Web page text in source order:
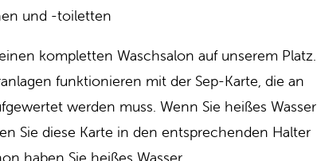
und -toiletten
kompletten Waschsalon auf unserem Platz.
funktionieren mit der Sep-Karte, die an
werden muss. Wenn Sie heißes Wasser
Sie diese Karte in den entsprechenden Halter
haben Sie heißes Wasser.